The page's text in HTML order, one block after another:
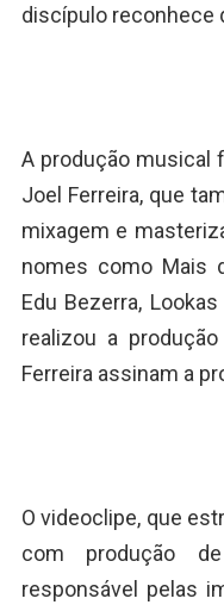
discípulo reconhece
A produção musical
Joel Ferreira, que
mixagem e
nomes como Mais
Edu Bezerra,
realizou a
Ferreira assinam a
O videoclipe, que
com produção
responsável pelas